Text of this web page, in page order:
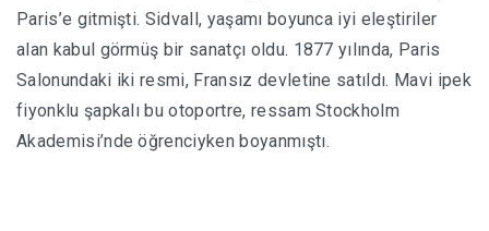
Paris’e gitmişti. Sidvall, yaşamı boyunca iyi eleştiriler
alan kabul görmüş bir sanatçı oldu. 1877 yılında, Paris
Salonundaki iki resmi, Fransız devletine satıldı. Mavi ipek
fiyonklu şapkalı bu otoportre, ressam Stockholm
Akademisi’nde öğrenciyken boyanmıştı.